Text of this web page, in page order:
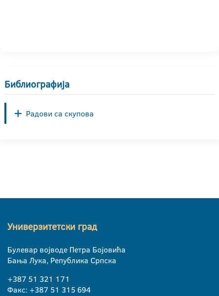
Библиографија
Радови са скупова
Универзитетски град
Булевар војводе Петра Бојовића
Бања Лука, Република Српска
+387 51 321 171
Факс: +387 51 315 694